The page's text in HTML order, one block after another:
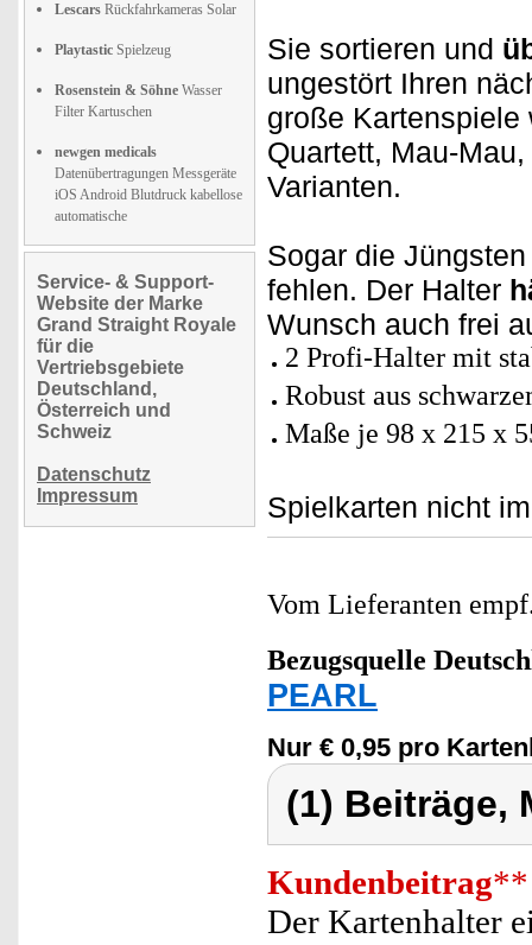
Lescars Rückfahrkameras Solar
Playtastic Spielzeug
Rosenstein & Söhne Wasser
Filter Kartuschen
newgen medicals
Datenübertragungen Messgeräte
iOS Android Blutdruck kabellose
automatische
Service- & Support-
Website der Marke
Grand Straight Royale
für die
Vertriebsgebiete
Deutschland,
Österreich und
Schweiz
Datenschutz
Impressum
Sie sortieren und
ungestört Ihren
große Kartenspiele
Quartett, Mau-
Varianten.
Sogar die
fehlen. Der Halter
Wunsch auch frei
2 Profi-Halter mit
Robust aus
Maße je 98 x 215 x
Spielkarten nicht
Vom Lieferanten
Bezugsquelle
PEARL
Nur € 0,95 pro
(1) Beiträge,
Kundenbeitrag**
Der Kartenhalter